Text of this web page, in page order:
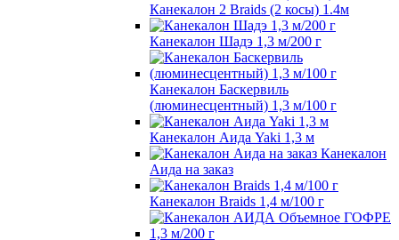
Канекалон 2 Braids (2 косы) 1.4м
Канекалон Шадэ 1,3 м/200 г
Канекалон Баскервиль
(люминесцентный) 1,3 м/100 г
Канекалон Аида Yaki 1,3 м
Канекалон
Аида на заказ
Канекалон Braids 1,4 м/100 г